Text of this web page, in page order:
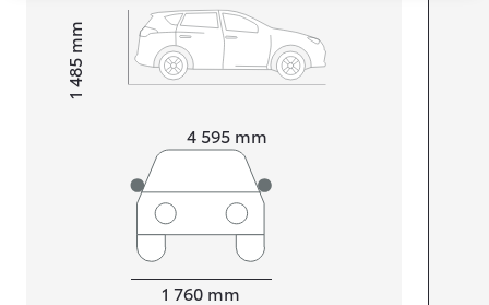
4 595 mm
Korkeus1 485
mm
1 760 mm